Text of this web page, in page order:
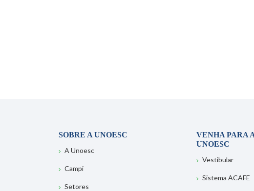
SOBRE A UNOESC
A Unoesc
Campi
Setores
VENHA PARA
UNOESC
Vestibular
Sistema ACAFE